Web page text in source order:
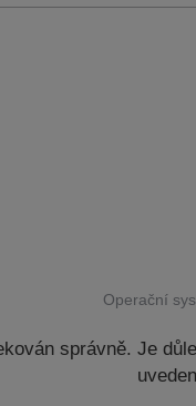
Operační
správně. Je